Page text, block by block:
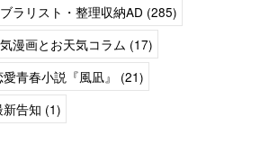
ラリスト・整理収納AD (285)
漫画とお天気コラム (17)
青春小説『風凪』 (21)
新告知 (1)